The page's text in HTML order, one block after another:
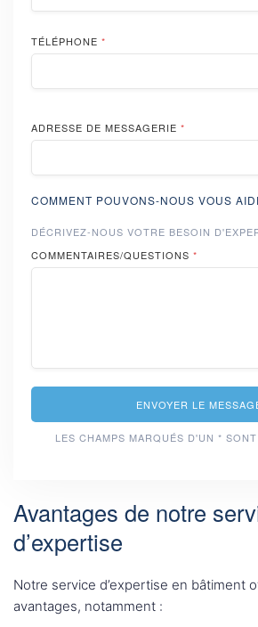
TÉLÉPHONE *
ADRESSE DE MESSAGERIE *
COMMENT POUVONS-NOUS VOUS
DÉCRIVEZ-NOUS VOTRE BESOIN
COMMENTAIRES/QUESTIONS *
ENVOYER LE
LES CHAMPS MARQUÉS D'UN *
Avantages de notre
d’expertise
Notre service d’expertise en bâtiment
avantages, notamment :